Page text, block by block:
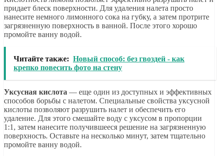
придает блеск поверхности. Для удаления налета просто
нанесите немного лимонного сока на губку, а затем протрите
загрязненную поверхность в ванной. После этого хорошо
промойте ванну водой.
Читайте также: Новый способ: без гвоздей - как
крепко повесить фото на стену
Уксусная кислота — еще один из доступных и эффективных
способов борьбы с налетом. Специальные свойства уксусной
кислоты позволяют разрушить налет и обеспечить его
удаление. Для этого смешайте воду с уксусом в пропорции
1:1, затем нанесите получившееся решение на загрязненную
поверхность. Оставьте на несколько минут, затем тщательно
промойте ванну водой.